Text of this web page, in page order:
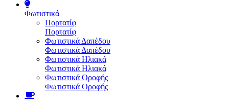
Φωτιστικά
Πορτατίφ
Πορτατίφ
Φωτιστικά Δαπέδου
Φωτιστικά Δαπέδου
Φωτιστικά Ηλιακά
Φωτιστικά Ηλιακά
Φωτιστικά Οροφής
Φωτιστικά Οροφής